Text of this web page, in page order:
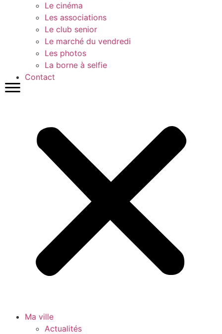
Le cinéma
Les associations
Le club senior
Le marché du vendredi
Les photos
La borne à selfie
Contact
Ma ville
Actualités